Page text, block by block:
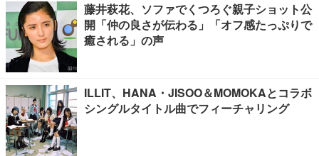
藤井萩花、ソファでくつろぐ親子ショット公
開「仲の良さが伝わる」「オフ感たっぷりで
癒される」の声
ILLIT、HANA・JISOO＆MOMOKAとコラボ
シングルタイトル曲でフィーチャリング